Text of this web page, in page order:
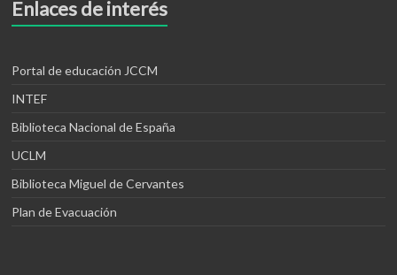
Enlaces de interés
Portal de educación JCCM
INTEF
Biblioteca Nacional de España
UCLM
Biblioteca Miguel de Cervantes
Plan de Evacuación